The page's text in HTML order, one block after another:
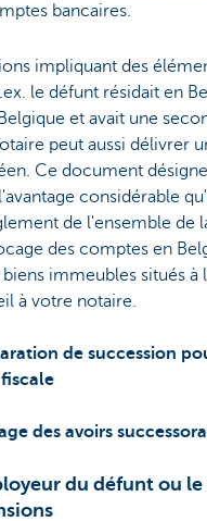
bancaires.
impliquant des
le défunt résidait en
et avait une
peut aussi délivrer
Ce document
considérable
de l'ensemble de
des comptes en
immeubles situés à
à votre notaire.
de succession
des avoirs
du défunt ou le